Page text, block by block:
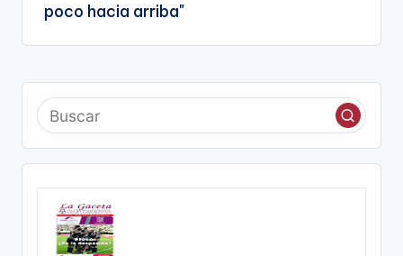
poco hacia arriba"